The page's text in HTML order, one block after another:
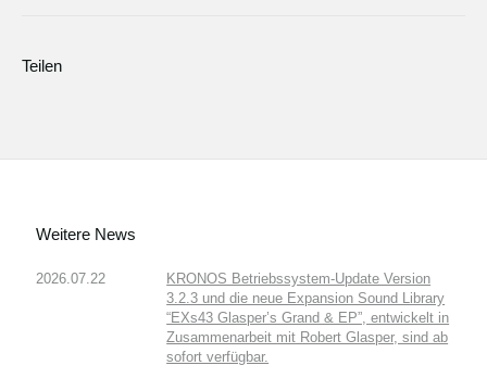
Teilen
Weitere News
2026.07.22
KRONOS Betriebssystem-Update Version
3.2.3 und die neue Expansion Sound Library
“EXs43 Glasper’s Grand & EP”, entwickelt in
Zusammenarbeit mit Robert Glasper, sind ab
sofort verfügbar.